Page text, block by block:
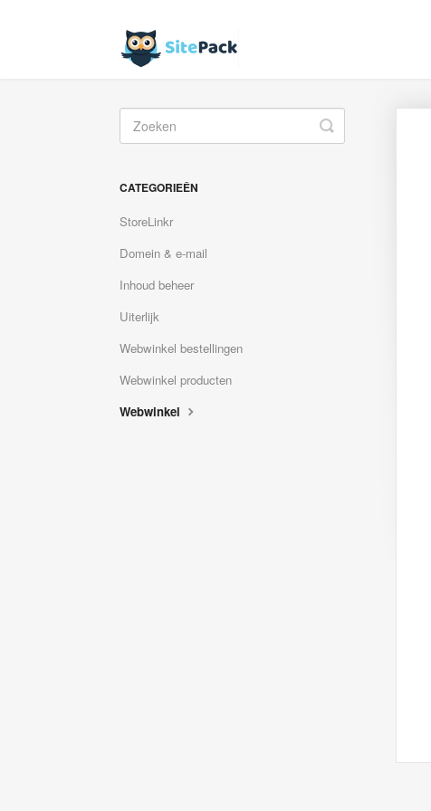
Toggle
Search
CATEGORIEÊN
StoreLinkr
Domein & e-mail
Inhoud beheer
Uiterlijk
Webwinkel bestellingen
Webwinkel producten
Webwinkel